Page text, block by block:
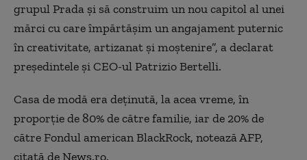
grupul Prada şi să construim un nou capitol al unei
mărci cu care împărtăşim un angajament puternic
în creativitate, artizanat şi moştenire”, a declarat
preşedintele şi CEO-ul Patrizio Bertelli.
Casa de modă era deţinută, la acea vreme, în
proporţie de 80% de către familie, iar de 20% de
către Fondul american BlackRock, notează AFP,
citată de News.ro.